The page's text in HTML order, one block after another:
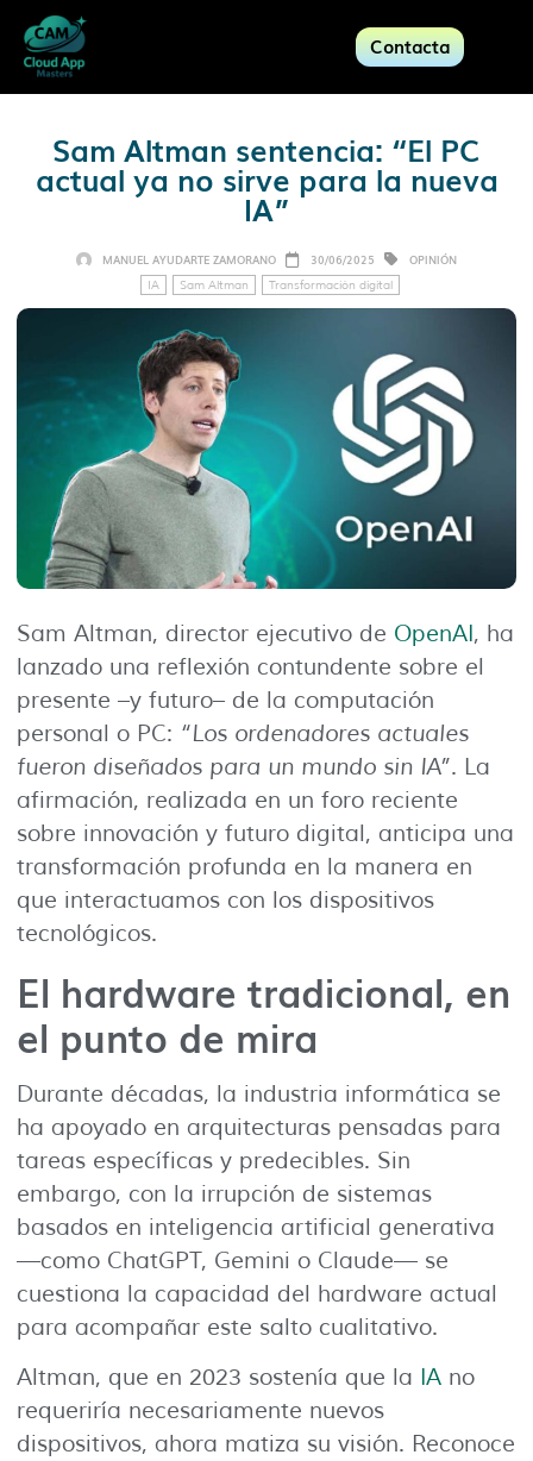
Contacta
Sam Altman sentencia: “El PC
actual ya no sirve para la nueva
IA”
MANUEL AYUDARTE ZAMORANO 30/06/2025 OPINIÓN
IA Sam Altman Transformación digital
Sam Altman, director ejecutivo de OpenAI, ha
lanzado una reflexión contundente sobre el
presente –y futuro– de la computación
personal o PC: “Los ordenadores actuales
fueron diseñados para un mundo sin IA”. La
afirmación, realizada en un foro reciente
sobre innovación y futuro digital, anticipa una
transformación profunda en la manera en
que interactuamos con los dispositivos
tecnológicos.
El hardware tradicional, en
el punto de mira
Durante décadas, la industria informática se
ha apoyado en arquitecturas pensadas para
tareas específicas y predecibles. Sin
embargo, con la irrupción de sistemas
basados en inteligencia artificial generativa
—como ChatGPT, Gemini o Claude— se
cuestiona la capacidad del hardware actual
para acompañar este salto cualitativo.
Altman, que en 2023 sostenía que la IA no
requeriría necesariamente nuevos
dispositivos, ahora matiza su visión. Reconoce